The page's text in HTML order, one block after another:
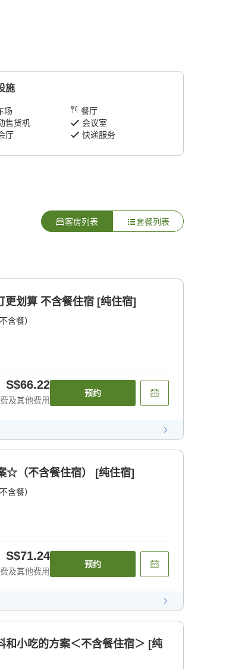
施
场
餐厅
售货机
会议室
厅
快递服务
客房列表 套餐列表
更划算 不含餐住宿 [纯住宿]
含餐）
S$66.22
及其他费用
预约
☆（不含餐住宿） [纯住宿]
含餐）
S$71.24
及其他费用
预约